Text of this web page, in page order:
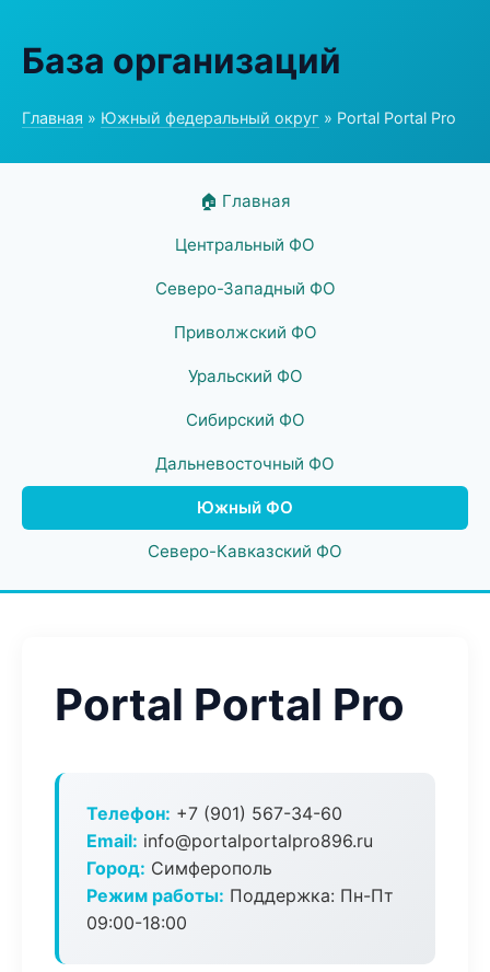
База организаций
Главная » Южный федеральный округ » Portal Portal Pro
🏠 Главная
Центральный ФО
Северо-Западный ФО
Приволжский ФО
Уральский ФО
Сибирский ФО
Дальневосточный ФО
Южный ФО
Северо-Кавказский ФО
Portal Portal Pro
Телефон: +7 (901) 567-34-60
Email: info@portalportalpro896.ru
Город: Симферополь
Режим работы: Поддержка: Пн-Пт
09:00-18:00